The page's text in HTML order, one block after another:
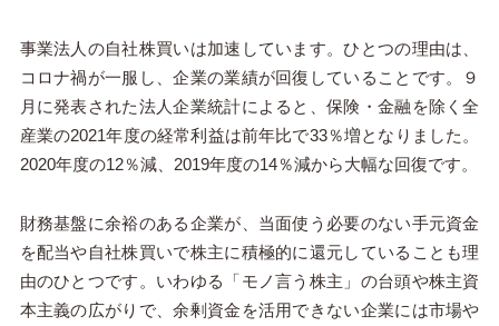
事業法人の自社株買いは加速しています。ひとつの理由は、
コロナ禍が一服し、企業の業績が回復していることです。９
月に発表された法人企業統計によると、保険・金融を除く全
産業の2021年度の経常利益は前年比で33％増となりました。
2020年度の12％減、2019年度の14％減から大幅な回復です。
財務基盤に余裕のある企業が、当面使う必要のない手元資金
を配当や自社株買いで株主に積極的に還元していることも理
由のひとつです。いわゆる「モノ言う株主」の台頭や株主資
本主義の広がりで、余剰資金を活用できない企業には市場や